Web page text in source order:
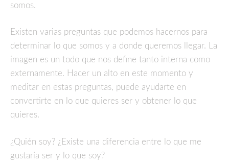
somos.
Existen varias preguntas que podemos hacernos para
determinar lo que somos y a donde queremos llegar. La
imagen es un todo que nos define tanto interna como
externamente. Hacer un alto en este momento y
meditar en estas preguntas, puede ayudarte en
convertirte en lo que quieres ser y obtener lo que
quieres.
¿Quién soy? ¿Existe una diferencia entre lo que me
gustaría ser y lo que soy?